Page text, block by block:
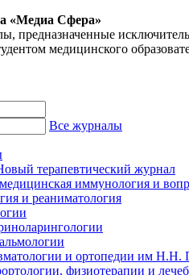
«Медиа Сфера»
предназначенные
медицинского
Все журналы
терапевтический журнал
иммунология и
и реаниматология
и ортопедии им Н.Н.
физиотерапии и